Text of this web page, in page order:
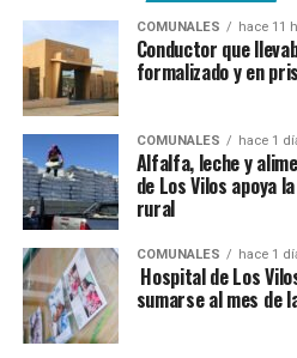
COMUNALES hace 11
Conductor que
formalizado y en
COMUNALES hace 1
Alfalfa, leche y
de Los Vilos apoya
rural
COMUNALES hace 1
Hospital de Los
sumarse al mes de